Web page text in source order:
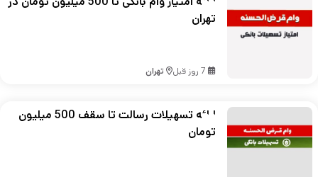
تهران
7 روز قبل تهران
ارائه تسهیلات رسالت تا سقف 500 میلیون
تومان